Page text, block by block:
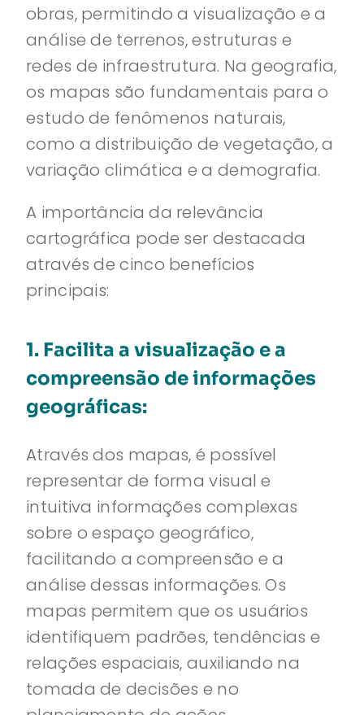
obras, permitindo a visualização e a
análise de terrenos, estruturas e
redes de infraestrutura. Na geografia,
os mapas são fundamentais para o
estudo de fenômenos naturais,
como a distribuição de vegetação, a
variação climática e a demografia.
A importância da relevância
cartográfica pode ser destacada
através de cinco benefícios
principais:
1. Facilita a visualização e a
compreensão de informações
geográficas:
Através dos mapas, é possível
representar de forma visual e
intuitiva informações complexas
sobre o espaço geográfico,
facilitando a compreensão e a
análise dessas informações. Os
mapas permitem que os usuários
identifiquem padrões, tendências e
relações espaciais, auxiliando na
tomada de decisões e no